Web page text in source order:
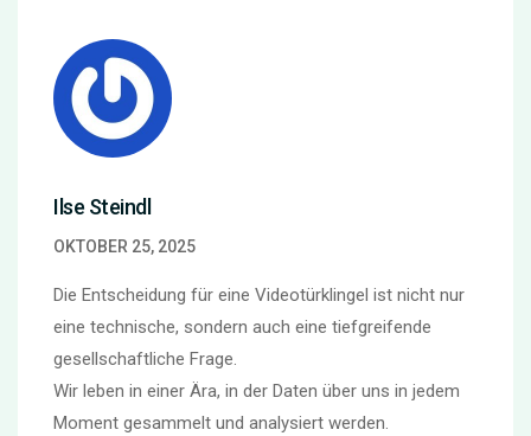
Ilse Steindl
OKTOBER 25, 2025
Die Entscheidung für eine Videotürklingel ist nicht nur
eine technische, sondern auch eine tiefgreifende
gesellschaftliche Frage.
Wir leben in einer Ära, in der Daten über uns in jedem
Moment gesammelt und analysiert werden.